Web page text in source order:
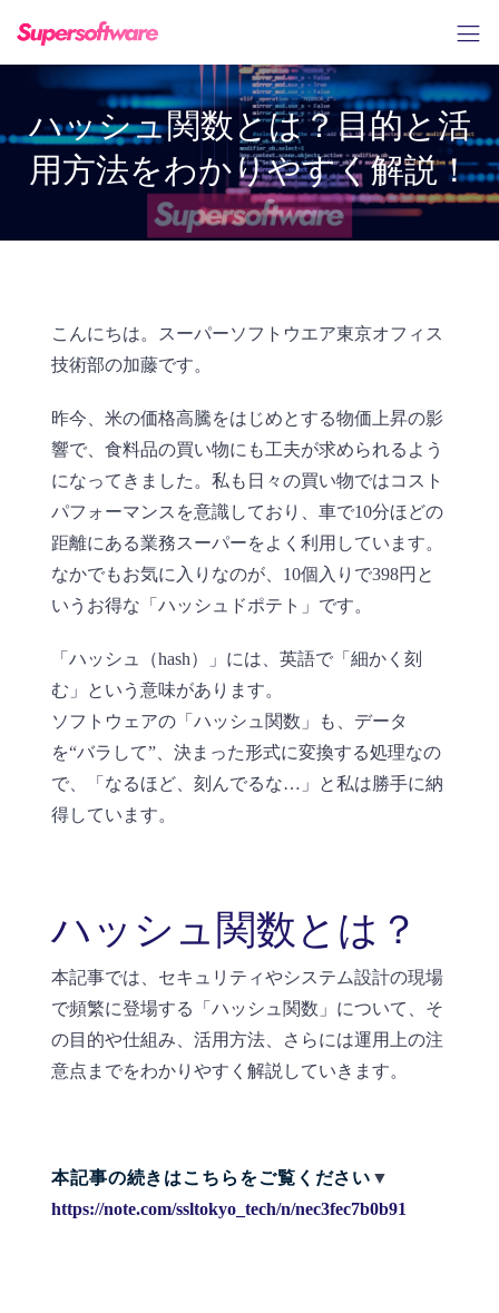
ハッシュ関数とは？目的と活
用方法をわかりやすく解説！
こんにちは。スーパーソフトウエア東京オフィス
技術部の加藤です。
昨今、米の価格高騰をはじめとする物価上昇の影
響で、食料品の買い物にも工夫が求められるよう
になってきました。私も日々の買い物ではコスト
パフォーマンスを意識しており、車で10分ほどの
距離にある業務スーパーをよく利用しています。
なかでもお気に入りなのが、10個入りで398円と
いうお得な「ハッシュドポテト」です。
「ハッシュ（hash）」には、英語で「細かく刻
む」という意味があります。
ソフトウェアの「ハッシュ関数」も、データ
を“バラして”、決まった形式に変換する処理なの
で、「なるほど、刻んでるな…」と私は勝手に納
得しています。
ハッシュ関数とは？
本記事では、セキュリティやシステム設計の現場
で頻繁に登場する「ハッシュ関数」について、そ
の目的や仕組み、活用方法、さらには運用上の注
意点までをわかりやすく解説していきます。
本記事の続きはこちらをご覧ください ▼
https://note.com/ssltokyo_tech/n/nec3fec7b0b91